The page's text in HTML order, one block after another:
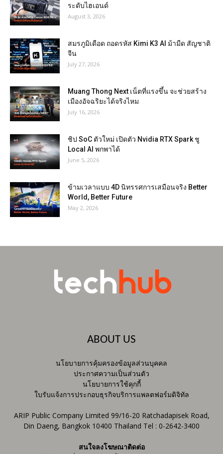
ระดับไฮเอนด์
August 3, 2026
สมรภูมิเดือด ถอดรหัส Kimi K3 AI ม้ามืด สัญชาติ
จีน
July 27, 2026
Muang Thong Next เน็ตที่แรงขึ้น จะช่วยสร้าง
เมืองอัจฉริยะได้จริงไหม
July 16, 2026
ชิป SoC ตัวใหม่ เปิดตัว Nvidia RTX Spark ชู
Local AI พกพาได้
June 5, 2026
ข้ามเวลาแบบ 4D นิทรรศการเสมือนจริง Better
World, Better Future
May 2, 2026
ABOUT US
นโยบายการคุ้มครองข้อมูลส่วนบุคคล
ประกาศความเป็นส่วนตัว
นโยบายการใช้คุกกี้
ใบรับแจ้งการประกอบธุรกิจบริการแพลตฟอร์มดิจิทัล
ARIP Public Company Limited 99/16-20 Ratchadapisek Road,
Din Daeng, Bangkok 10400 Thailand Tel : 0-2642-3400
สนใจลงโฆษณาติดต่อ